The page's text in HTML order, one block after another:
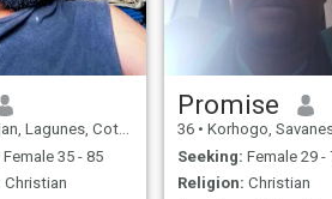
Lagunes, Cote d'Ivoire
Female 35 - 85
Christian
Promise
36 • Korhogo, Savanes, Cote
Seeking: Female 29 -
Religion: Christian